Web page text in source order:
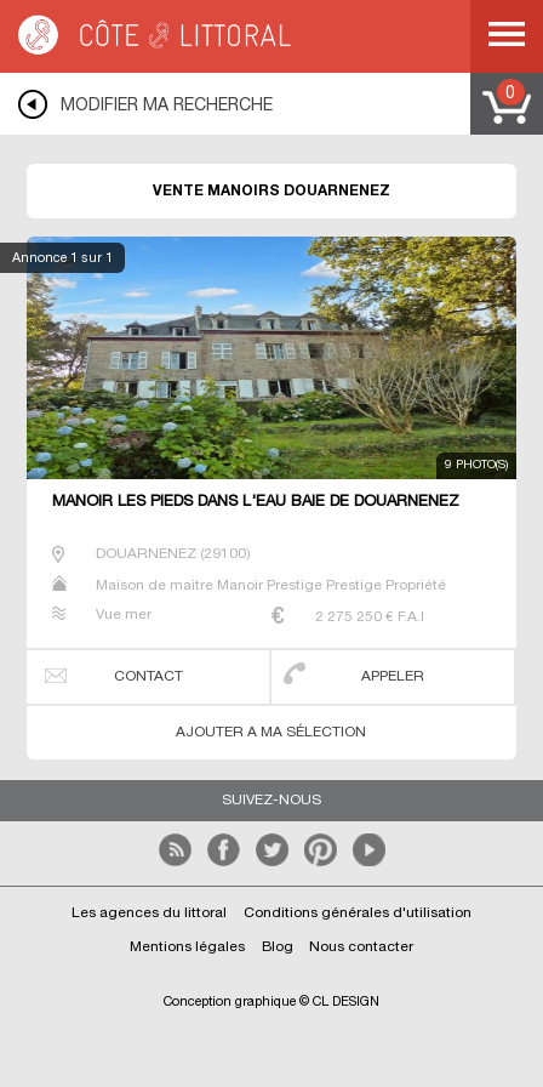
DOUARNENEZ
MODIFIER MA RECHERCHE
0
Annonce1 sur 1
VENTE MANOIRS DOUARNENEZ
9 PHOTO(S)
MANOIR LES PIEDS DANS L'EAU BAIE DE DOUARNENEZ
DOUARNENEZ(29100)
Maison de maitre Manoir Prestige Prestige Propriété
Vue mer 2 275 250 € F.A.I
CONTACT APPELER
AJOUTER A MA SÉLECTION
SUIVEZ-NOUS
Les agences du littoral Conditions générales d'utilisation
Mentions légales Blog Nous contacter
Conception graphique © CL DESIGN